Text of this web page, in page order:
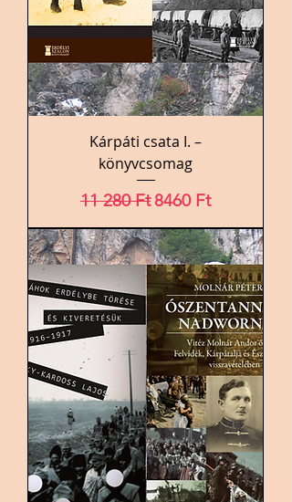
Kárpáti csata I. –
könyvcsomag
Szokásos ár
11 280 FtAkciós ár
8460 Ft